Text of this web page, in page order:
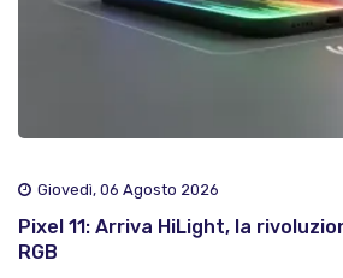
Giovedì, 06 Agosto 2026
Pixel 11: Arriva HiLight, la
RGB